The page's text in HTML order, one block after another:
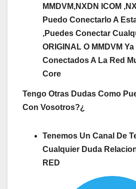
MMDVM,NXDN ICOM
Puedo Conectarlo A
,Puedes Conectar
ORIGINAL O MMDVM
Conectados A La Red
Core
Tengo Otras Dudas Como
Con Vosotros?¿
Tenemos Un Canal De
Cualquier Duda
RED